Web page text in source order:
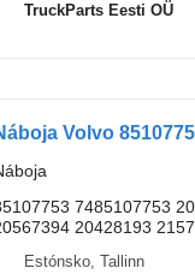
TruckParts Eesti OÜ
Volvo
7485107753
20428193
Estónsko, Tallinn